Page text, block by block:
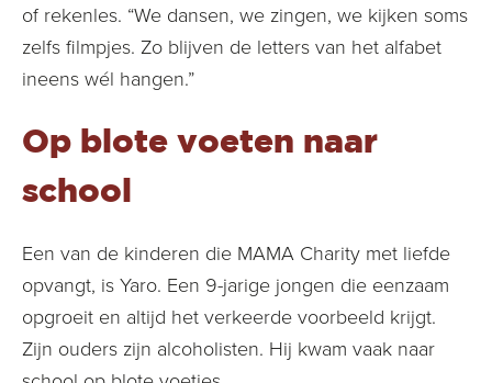
of rekenles. “We dansen, we zingen, we kijken soms
zelfs filmpjes. Zo blijven de letters van het alfabet
ineens wél hangen.”
Op blote voeten naar
school
Een van de kinderen die MAMA Charity met liefde
opvangt, is Yaro. Een 9-jarige jongen die eenzaam
opgroeit en altijd het verkeerde voorbeeld krijgt.
Zijn ouders zijn alcoholisten. Hij kwam vaak naar